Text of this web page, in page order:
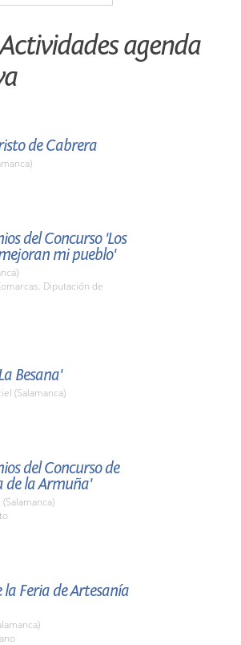
agenda
de Cabrera
del Concurso 'Los
mi pueblo'
Diputación de
Besana'
(Salamanca)
del Concurso de
de la Armuña'
Feria de Artesanía